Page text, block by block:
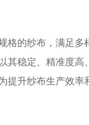
格的纱布，满足多
其稳定、精准度高
提升纱布生产效率